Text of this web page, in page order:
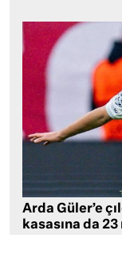
Arda Güler’e
kasasına da